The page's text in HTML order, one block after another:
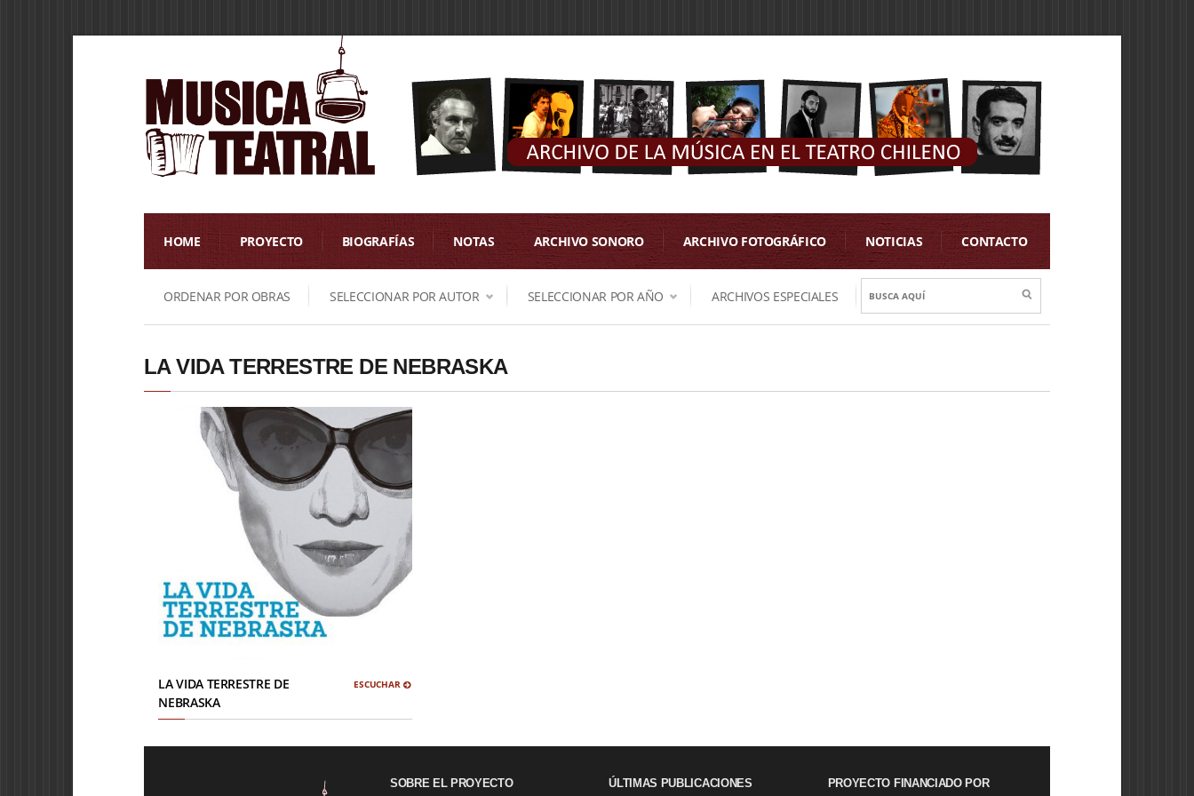
HOME PROYECTO BIOGRAFÍAS NOTAS ARCHIVO SONORO ARCHIVO FOTOGRÁFICO NOTICIAS CONTACTO
ORDENAR POR OBRAS SELECCIONAR POR AUTOR SELECCIONAR POR AÑO ARCHIVOS ESPECIALES
LA VIDA TERRESTRE DE NEBRASKA
LA VIDA TERRESTRE DE
NEBRASKA
ESCUCHAR
SOBRE EL PROYECTO ÚLTIMAS PUBLICACIONES PROYECTO FINANCIADO POR